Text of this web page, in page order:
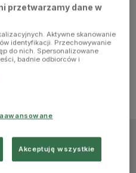
przetwarzamy dane w
Aktywne skanowanie
identyfikacji. Przechowywanie
do nich. Spersonalizowane
badnie odbiorców i
Akceptuję wszystkie